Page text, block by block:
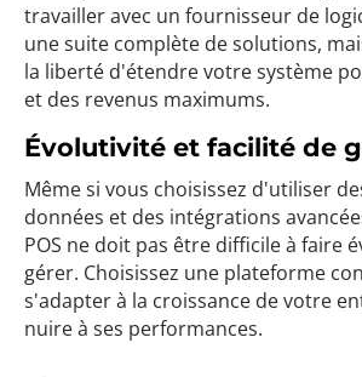
travailler avec un fournisseur de
une suite complète de solutions,
la liberté d'étendre votre système
et des revenus maximums.
Évolutivité et facilité de
Même si vous choisissez d'utiliser
données et des intégrations
POS ne doit pas être difficile à faire
gérer. Choisissez une plateforme
s'adapter à la croissance de votre
nuire à ses performances.